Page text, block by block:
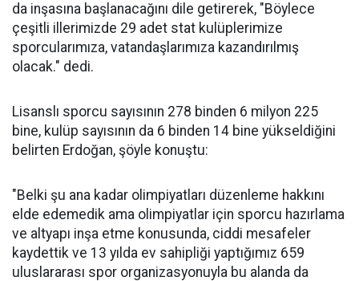
da inşasına başlanacağını dile getirerek, "Böylece
çeşitli illerimizde 29 adet stat kulüplerimize
sporcularımıza, vatandaşlarımıza kazandırılmış
olacak." dedi.
Lisanslı sporcu sayısının 278 binden 6 milyon 225
bine, kulüp sayısının da 6 binden 14 bine yükseldiğini
belirten Erdoğan, şöyle konuştu:
"Belki şu ana kadar olimpiyatları düzenleme hakkını
elde edemedik ama olimpiyatlar için sporcu hazırlama
ve altyapı inşa etme konusunda, ciddi mesafeler
kaydettik ve 13 yılda ev sahipliği yaptığımız 659
uluslararası spor organizasyonuyla bu alanda da